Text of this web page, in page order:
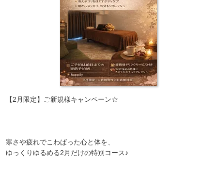
【2月限定】ご新規様キャンペーン☆
寒さや疲れでこわばった心と体を、
ゆっくりゆるめる2月だけの特別コース♪